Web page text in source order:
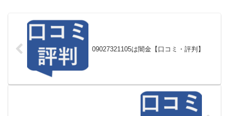
09027321105は闇金【口コミ・評判】